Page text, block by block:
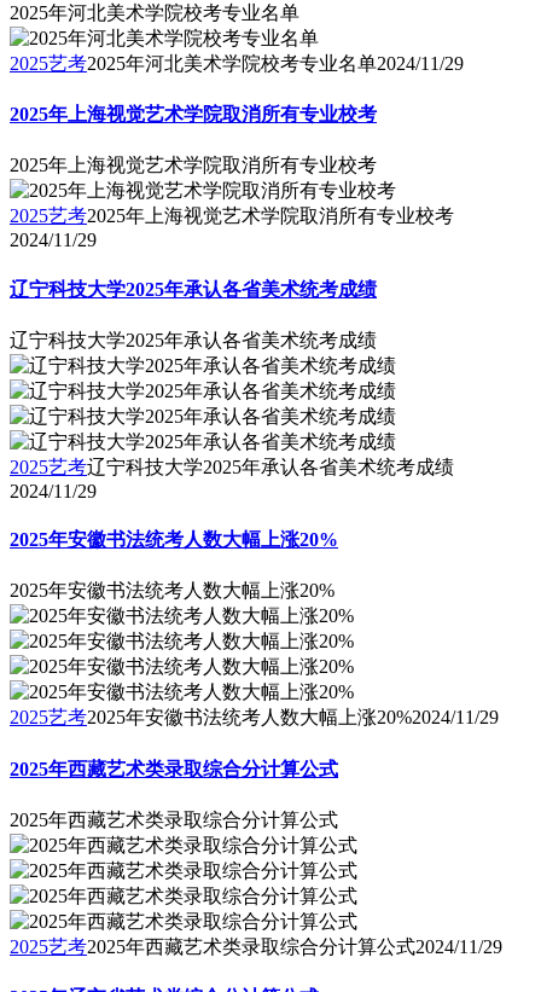
2025年河北美术学院校考专业名单
2025艺考2025年河北美术学院校考专业名单2024/11/29
2025年上海视觉艺术学院取消所有专业校考
2025年上海视觉艺术学院取消所有专业校考
2025艺考2025年上海视觉艺术学院取消所有专业校考
2024/11/29
辽宁科技大学2025年承认各省美术统考成绩
辽宁科技大学2025年承认各省美术统考成绩
2025艺考辽宁科技大学2025年承认各省美术统考成绩
2024/11/29
2025年安徽书法统考人数大幅上涨20%
2025年安徽书法统考人数大幅上涨20%
2025艺考2025年安徽书法统考人数大幅上涨20%2024/11/29
2025年西藏艺术类录取综合分计算公式
2025年西藏艺术类录取综合分计算公式
2025艺考2025年西藏艺术类录取综合分计算公式2024/11/29